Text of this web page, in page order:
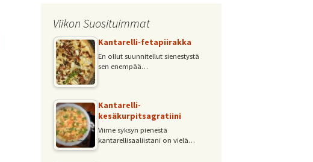
Viikon Suosituimmat
Kantarelli-fetapiirakka
En ollut suunnitellut sienestystä
sen enempää…
Kantarelli-
kesäkurpitsagratiini
Viime syksyn pienestä
kantarellisaaliistani on vielä…